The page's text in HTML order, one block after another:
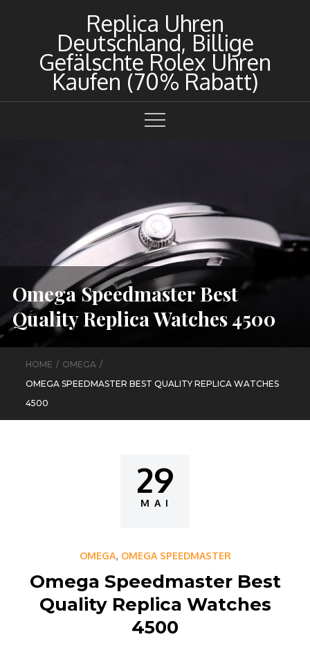
Replica Uhren
Deutschland, Billige
Gefälschte Rolex Uhren
Kaufen (70% Rabatt)
Omega Speedmaster Best
Quality Replica Watches 4500
HOME
OMEGA
OMEGA SPEEDMASTER BEST QUALITY REPLICA WATCHES
4500
Posted
on
29
MAI
OMEGA, OMEGA SPEEDMASTER
Omega Speedmaster Best
Quality Replica Watches
4500